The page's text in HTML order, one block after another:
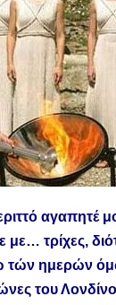
αγαπητέ
τρίχες,
τών ημερών
του